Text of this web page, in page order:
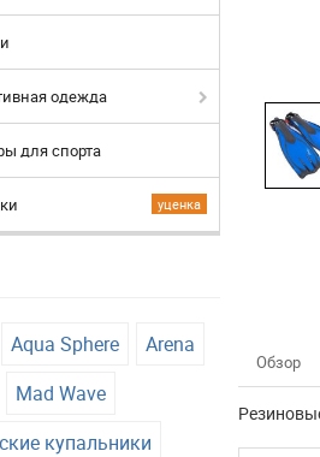
одежда
для спорта
уценка
Aqua Sphere
Arena
Mad Wave
купальники
Обзор